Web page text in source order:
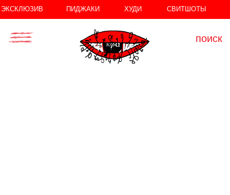
////
ЭКСКЛЮЗИВ ПИДЖАКИ ХУДИ СВИТШОТЫ